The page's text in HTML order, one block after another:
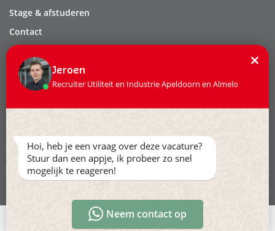
×
Jeroen
Recruiter Utiliteit en Industrie Apeldoorn en Almelo
Hoi, heb je een vraag over deze vacature?
Stuur dan een appje, ik probeer zo snel
mogelijk te reageren!
Neem contact op
Stage & afstuderen
Contact
Privacy
Leveringsvoorwaarden
Ga naar www.hollandertechniek.nl